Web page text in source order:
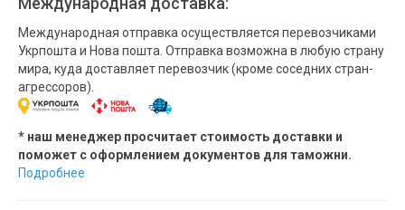
Международная отправка осуществляется перевозчиками
Укрпошта и Нова пошта. Отправка возможна в любую страну
мира, куда доставляет перевозчик (кроме соседних стран-
агрессоров).
* наш менеджер просчитает стоимость доставки и
поможет с оформлением документов для таможни.
Подробнее